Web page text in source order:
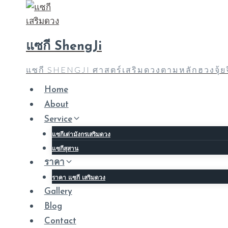
แซกี ShengJi
แซกี SHENGJI ศาสตร์เสริมดวงตามหลักฮวงจุ้
Home
About
Service
แซกีเต่ามังกรเสริมดวง
แซกีสุสาน
ราคา
ราคา แซกี เสริมดวง
Gallery
Blog
Contact